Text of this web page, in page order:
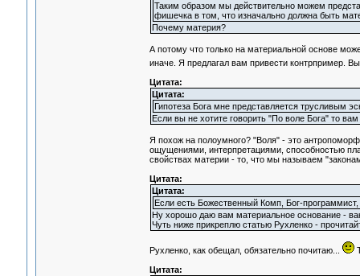
Таким образом мы действительно можем
фишечка в том, что изначально должна быть
Почему материя?
А потому что только на материальной основе
иначе. Я предлагал вам привести контрпример.
Цитата:
Цитата:
Гипотеза Бога мне представляется трусливым
Если вы не хотите говорить "По воле Бога" то
Я похож на полоумного? "Воля" - это
ощущениями, интерпретациями, способностью
свойствах материи - то, что мы называем
Цитата:
Цитата:
Если есть Божественный Комп, Бог-
Ну хорошо даю вам материальное основание -
Чуть ниже прикреплю статью Рухленко -
Рухленко, как обещал, обязательно почитаю...
Цитата: